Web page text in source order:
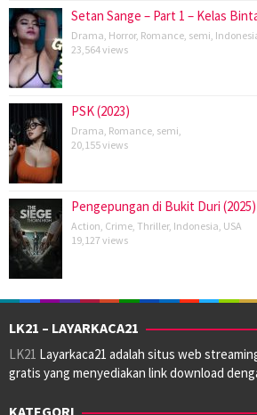
Setan Sange – Part 1 – Kelas
Drama, Horror, Romance, semi,
23,564 views
PSK (2023)
Drama, Romance, semi,
20,155 views
Pengepungan di Bukit Duri (2025)
Action, Crime, Thriller, Indonesia, USA
19,127 views
LK21 – LAYARKACA21
LK21 Layarkaca21 adalah situs web
gratis yang menyediakan link download